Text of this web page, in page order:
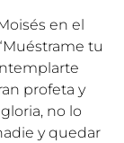
en el
tu
profeta y
no lo
y quedar